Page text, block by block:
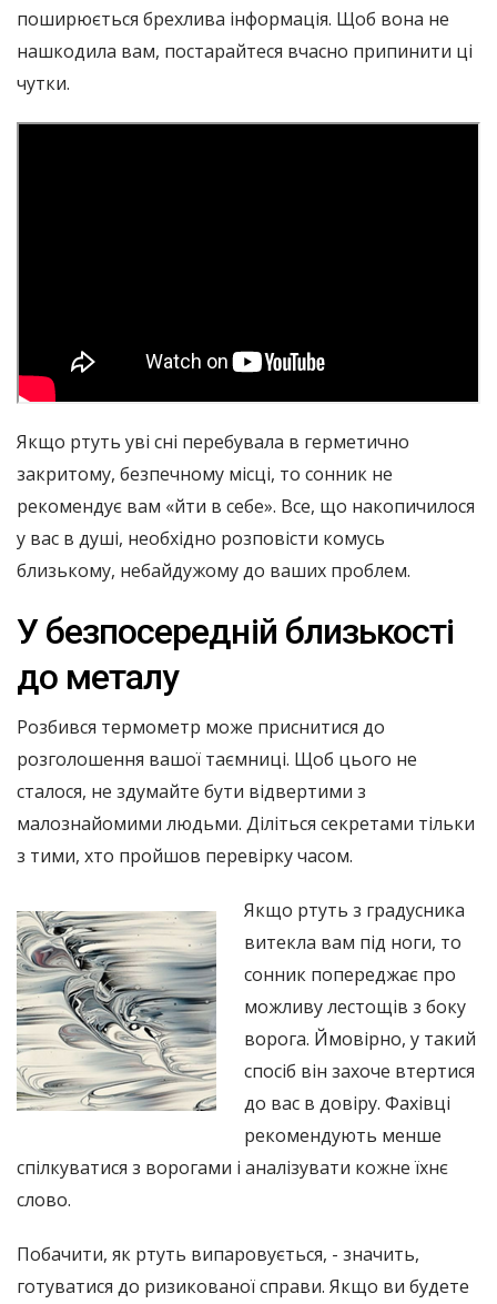
поширюється брехлива інформація. Щоб вона не
нашкодила вам, постарайтеся вчасно припинити ці
чутки.
Якщо ртуть уві сні перебувала в герметично
закритому, безпечному місці, то сонник не
рекомендує вам «йти в себе». Все, що накопичилося
у вас в душі, необхідно розповісти комусь
близькому, небайдужому до ваших проблем.
У безпосередній близькості
до металу
Розбився термометр може приснитися до
розголошення вашої таємниці. Щоб цього не
сталося, не здумайте бути відвертими з
малознайомими людьми. Діліться секретами тільки
з тими, хто пройшов перевірку часом.
Якщо ртуть з градусника
витекла вам під ноги, то
сонник попереджає про
можливу лестощів з боку
ворога. Ймовірно, у такий
спосіб він захоче втертися
до вас в довіру. Фахівці
рекомендують менше
спілкуватися з ворогами і аналізувати кожне їхнє
слово.
Побачити, як ртуть випаровується, - значить,
готуватися до ризикованої справи. Якщо ви будете